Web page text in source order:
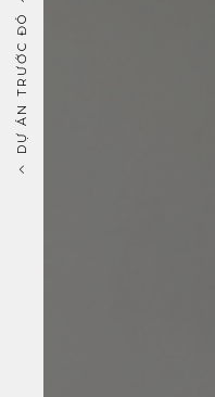
DỰ ÁN TRƯỚC ĐÓ